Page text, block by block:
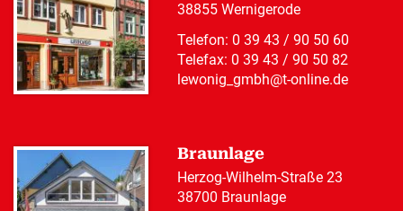
38855 Wernigerode
Telefon: 0 39 43 / 90 50 60
Telefax: 0 39 43 / 90 50 82
lewonig_gmbh@t-online.de
Braunlage
Herzog-Wilhelm-Straße 23
38700 Braunlage